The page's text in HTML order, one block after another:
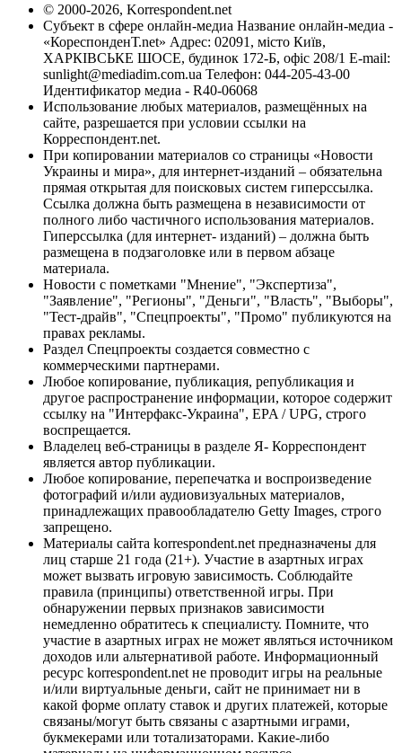
© 2000-2026, Korrespondent.net
Субъект в сфере онлайн-медиа Название онлайн-медиа -
«КореспонденТ.net» Адрес: 02091, місто Київ,
ХАРКІВСЬКЕ ШОСЕ, будинок 172-Б, офіс 208/1 E-mail:
sunlight@mediadim.com.ua Телефон: 044-205-43-00
Идентификатор медиа - R40-06068
Использование любых материалов, размещённых на
сайте, разрешается при условии ссылки на
Корреспондент.net.
При копировании материалов со страницы «Новости
Украины и мира», для интернет-изданий – обязательна
прямая открытая для поисковых систем гиперссылка.
Ссылка должна быть размещена в независимости от
полного либо частичного использования материалов.
Гиперссылка (для интернет- изданий) – должна быть
размещена в подзаголовке или в первом абзаце
материала.
Новости с пометками "Мнение", "Экспертиза",
"Заявление", "Регионы", "Деньги", "Власть", "Выборы",
"Тест-драйв", "Спецпроекты", "Промо" публикуются на
правах рекламы.
Раздел Спецпроекты создается совместно с
коммерческими партнерами.
Любое копирование, публикация, републикация и
другое распространение информации, которое содержит
ссылку на "Интерфакс-Украина", EPA / UPG, строго
воспрещается.
Владелец веб-страницы в разделе Я- Корреспондент
является автор публикации.
Любое копирование, перепечатка и воспроизведение
фотографий и/или аудиовизуальных материалов,
принадлежащих правообладателю Getty Images, строго
запрещено.
Материалы сайта korrespondent.net предназначены для
лиц старше 21 года (21+). Участие в азартных играх
может вызвать игровую зависимость. Соблюдайте
правила (принципы) ответственной игры. При
обнаружении первых признаков зависимости
немедленно обратитесь к специалисту. Помните, что
участие в азартных играх не может являться источником
доходов или альтернативой работе. Информационный
ресурс korrespondent.net не проводит игры на реальные
и/или виртуальные деньги, сайт не принимает ни в
какой форме оплату ставок и других платежей, которые
связаны/могут быть связаны с азартными играми,
букмекерами или тотализаторами. Какие-либо